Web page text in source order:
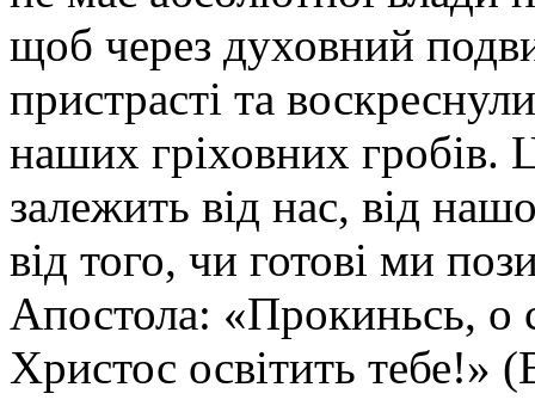
щоб через духовний
пристрасті та
наших гріховних гробів.
залежить від нас, від
від того, чи готові ми
Апостола: «Прокиньсь, о
Христос освітить тебе!»